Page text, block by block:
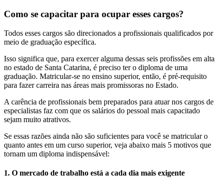
Como se capacitar para ocupar esses cargos?
Todos esses cargos são direcionados a profissionais qualificados por
meio de graduação específica.
Isso significa que, para exercer alguma dessas seis profissões em alta
no estado de Santa Catarina, é preciso ter o diploma de uma
graduação. Matricular-se no ensino superior, então, é pré-requisito
para fazer carreira nas áreas mais promissoras no Estado.
A carência de profissionais bem preparados para atuar nos cargos de
especialistas faz com que os salários do pessoal mais capacitado
sejam muito atrativos.
Se essas razões ainda não são suficientes para você se matricular o
quanto antes em um curso superior, veja abaixo mais 5 motivos que
tornam um diploma indispensável:
1. O mercado de trabalho está a cada dia mais exigente